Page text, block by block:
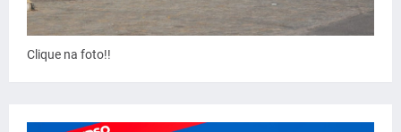
Clique na foto!!